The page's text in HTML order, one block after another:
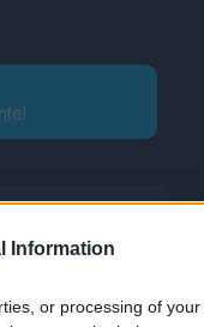
Information
or processing of